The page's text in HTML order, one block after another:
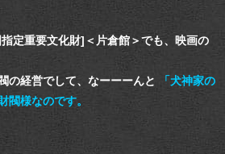
定重要文化財]＜片倉館＞でも、映画の
の経営でして、なーーーんと
「犬神家の
閥様なのです。